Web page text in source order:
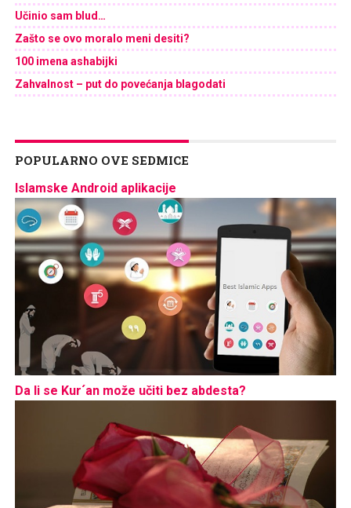
Učinio sam blud…
Zašto se ovo moralo meni desiti?
100 imena ashabijki
Zahvalnost – put do povećanja blagodati
POPULARNO OVE SEDMICE
Islamske Android aplikacije
Da li se Kur´an može učiti bez abdesta?